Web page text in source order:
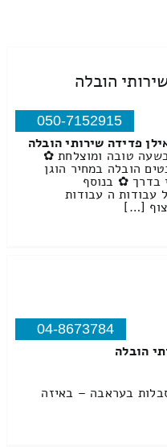
הובלה
050-7152915
פדידה שירותי הובלה
טובה ומוצלחת ✿
הובלה במחיר הוגן
בדרך ✿ בנוסף
עבודות ה עבודות
[…]
04-8673784
הובלה
בעראבה – באיזה